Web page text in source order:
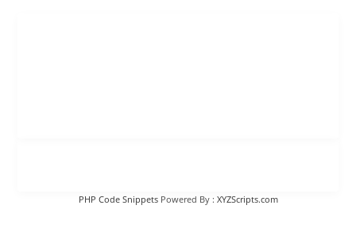
PHP Code SnippetsPowered By : XYZScripts.com